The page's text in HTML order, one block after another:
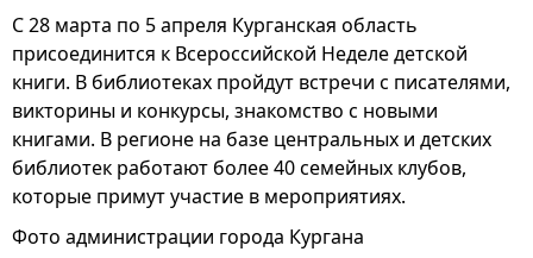
С 28 марта по 5 апреля Курганская область
присоединится к Всероссийской Неделе детской
книги. В библиотеках пройдут встречи с писателями,
викторины и конкурсы, знакомство с новыми
книгами. В регионе на базе центральных и детских
библиотек работают более 40 семейных клубов,
которые примут участие в мероприятиях.
Фото администрации города Кургана